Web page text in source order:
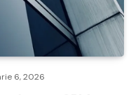
6, 2026